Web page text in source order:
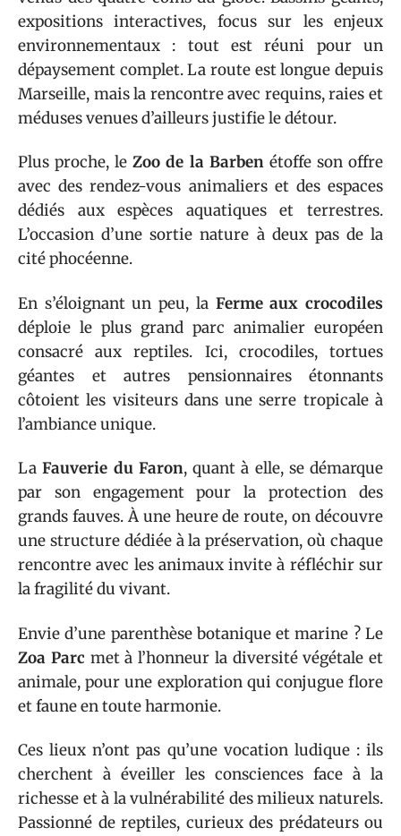
expositions interactives, focus sur les enjeux
environnementaux : tout est réuni pour un
dépaysement complet. La route est longue depuis
Marseille, mais la rencontre avec requins, raies et
méduses venues d’ailleurs justifie le détour.
Plus proche, leZoo de la Barbenétoffe son offre
avec des rendez-vous animaliers et des espaces
dédiés aux espèces aquatiques et terrestres.
L’occasion d’une sortie nature à deux pas de la
cité phocéenne.
En s’éloignant un peu, la Ferme aux crocodiles
déploie le plus grand parc animalier européen
consacré aux reptiles. Ici, crocodiles, tortues
géantes et autres pensionnaires étonnants
côtoient les visiteurs dans une serre tropicale à
l’ambiance unique.
LaFauverie du Faron, quant à elle, se démarque
par son engagement pour la protection des
grands fauves. À une heure de route, on découvre
une structure dédiée à la préservation, où chaque
rencontre avec les animaux invite à réfléchir sur
la fragilité du vivant.
Envie d’une parenthèse botanique et marine ? Le
Zoa Parc met à l’honneur la diversité végétale et
animale, pour une exploration qui conjugue flore
et faune en toute harmonie.
Ces lieux n’ont pas qu’une vocation ludique : ils
cherchent à éveiller les consciences face à la
richesse et à la vulnérabilité des milieux naturels.
Passionné de reptiles, curieux des prédateurs ou